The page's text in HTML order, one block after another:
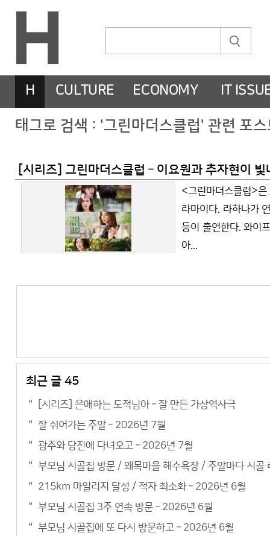
H CULTURE ECONOMY IT
태그로 검색 : '그린마더스클럽' 관련 포
[시리즈] 그린마더스클럽 – 이요원과 추자현이
<그린마더스클럽>
라마이다. 라하나가
등이 출연한다. 와이
아...
최근 글 45
[시리즈] 은애하는 도적님아 – 잘 만든 가상역사극
잘 쉬어가는 주말 – 2026년 7월
광주와 당진에 다녀오고 – 2026년 7월
부모님 시골집 방문 / 왜목마을 해수욕장 / 주말마다 시
215km 마일리지 달성 / 적자 최소화 – 2026년 6월
부모님 시골집 3주 연속 방문 – 2026년 6월
부모님 시골집에 또 다시 방문하고 – 2026년 6월